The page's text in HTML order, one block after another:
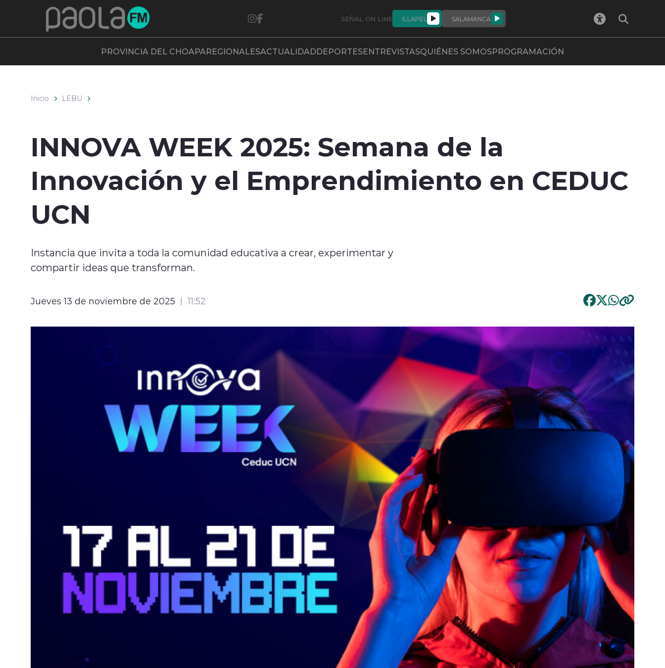
SEÑAL ON LINE ILLAPEL SALAMANCA
PROVINCIA DEL CHOAPAREGIONALESACTUALIDADDEPORTESENTREVISTASQUIÉNES SOMOSPROGRAMACIÓN
Inicio LEBU
INNOVA WEEK 2025: Semana de la
Innovación y el Emprendimiento en CEDUC
UCN
Instancia que invita a toda la comunidad educativa a crear, experimentar y
compartir ideas que transforman.
Jueves 13 de noviembre de 2025 11:52